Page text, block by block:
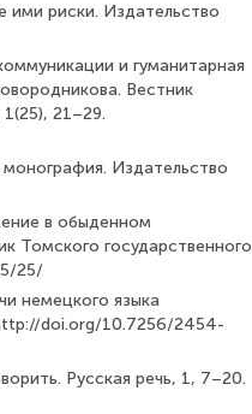
ими риски. Издательство
и гуманитарная
Вестник
21–29.
Издательство
в обыденном
Томского государственного
25/
немецкого языка
doi.org/10.7256/2454-
Русская речь, 1, 7–20.